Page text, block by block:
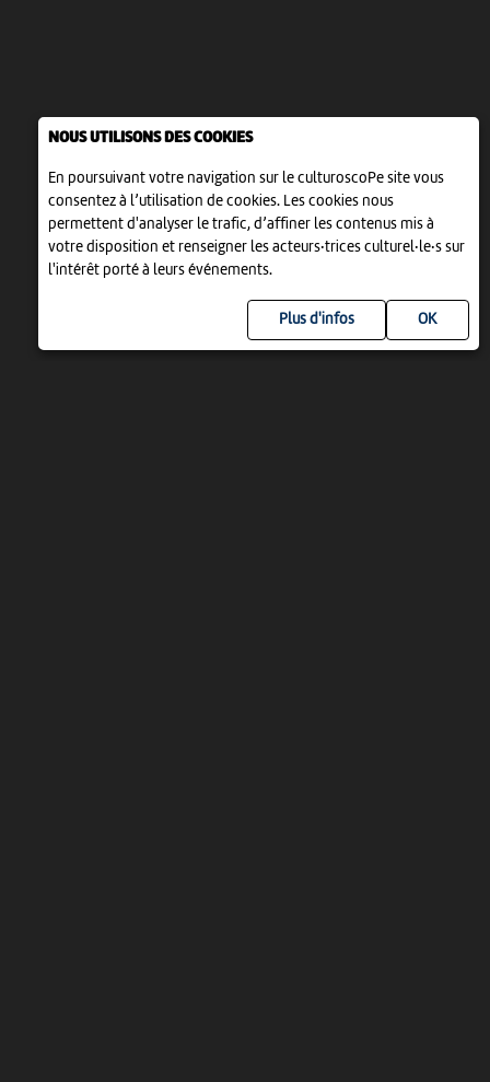
NOUS UTILISONS DES COOKIES
En poursuivant votre navigation sur le culturoscoPe site vous
consentez à l’utilisation de cookies. Les cookies nous
permettent d'analyser le trafic, d’affiner les contenus mis à
votre disposition et renseigner les acteurs·trices culturel·le·s sur
l'intérêt porté à leurs événements.
Plus d'infos